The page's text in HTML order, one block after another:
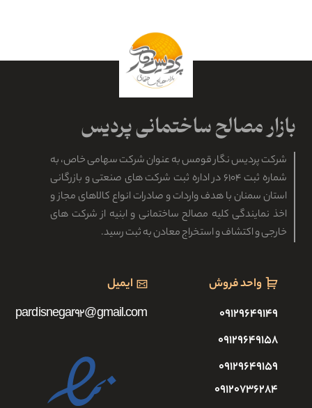
شرکت پردیس نگار قومس به عنوان شرکت سهامی خاص، به
شماره ثبت ۶۱۰۴ در اداره ثبت شرکت های صنعتی و بازرگانی
استان سمنان با هدف واردات و صادرات انواع کالاهای مجاز و
اخذ نمایندگی کلیه مصالح ساختمانی و ابنیه از شرکت های
خارجی و اکتشاف و استخراج معادن به ثبت رسید.
واحد فروش
۰۹۱۲۹۶۴۹۱۴۹
۰۹۱۲۹۶۴۹۱۵۸
۰۹۱۲۹۶۴۹۱۵۹
۰۹۱۲۰۷۳۶۲۸۴
ایمیل
pardisnegar92@gmail.com